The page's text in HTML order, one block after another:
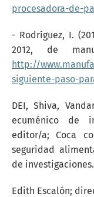
procesadora-de-
- Rodríguez, I.
2012, de
http://
siguiente-paso-
DEI, Shiva,
ecuménico de
editor/a; Coca
seguridad
de investigaciones.
Edith Escalón;